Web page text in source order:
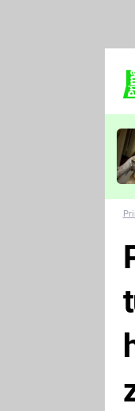
TŘESKU